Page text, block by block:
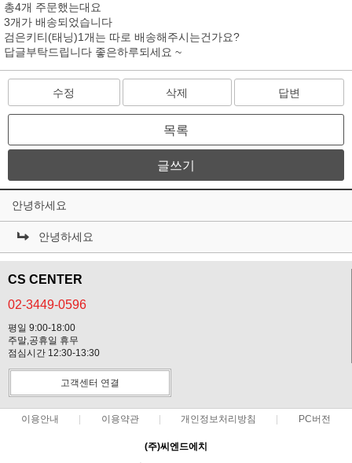
총4개 주문했는대요
3개가 배송되었습니다
검은키티(태닝)1개는 따로 배송해주시는건가요?
답글부탁드립니다 좋은하루되세요 ~
수정 삭제 답변
목록
글쓰기
안녕하세요
안녕하세요
CS CENTER
02-3449-0596
평일 9:00-18:00
주말,공휴일 휴무
점심시간 12:30-13:30
고객센터 연결
이용안내 이용약관 개인정보처리방침 PC버전
(주)씨엔드에치